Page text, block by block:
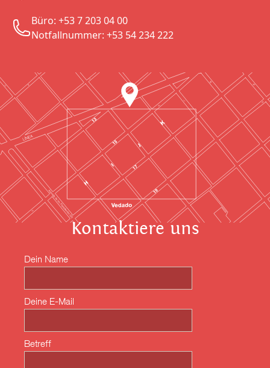
Büro: +53 7 203 04 00
Notfallnummer: +53 54 234 222
Kontaktiere uns
Dein Name
Deine E-Mail
Betreff